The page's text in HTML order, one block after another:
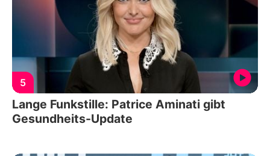
5
Lange Funkstille: Patrice Aminati gibt
Gesundheits-Update